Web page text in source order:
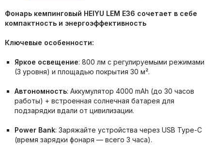
Фонарь кемпинговый HEIYU LEM E36 сочетает в себе
компактность и энергоэффективность
Ключевые особенности:
Яркое освещение: 800 лм с регулируемыми режимами
(3 уровня) и площадью покрытия 30 м².
Автономность: Аккумулятор 4000 mAh (до 30 часов
работы) + встроенная солнечная батарея для
подзарядки вдали от цивилизации.
Power Bank: Заряжайте устройства через USB Type-C
(время зарядки фонаря — всего 3 часа).